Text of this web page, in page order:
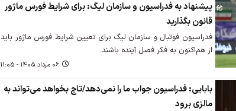
پیشنهاد به فدراسیون و سازمان لیگ: برای شرایط فورس ماژور
قانون بگذارید
فدراسیون فوتبال و سازمان لیگ برای تعیین شرایط فورس ماژور باید
از هم‌اکنون به فکر فصل آینده باشند.
06 مرداد 1405 - 11:05
بابایی: فدراسیون جواب‌ ما را نمی‌دهد/تاج بخواهد می‌تواند به
مالزی برود